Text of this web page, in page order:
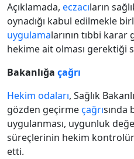
Açıklamada, eczacıların
oynadığı kabul edilmekle
uygulamalarının tıbbi
hekime ait olması gerektiği
Bakanlığa çağrı
Hekim odaları, Sağlık
gözden geçirmeçağrısında
uygulanması, uygunluk
süreçlerinin hekim
etti.